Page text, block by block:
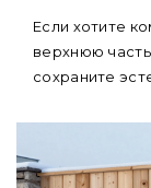
Если хотите
верхнюю
сохраните